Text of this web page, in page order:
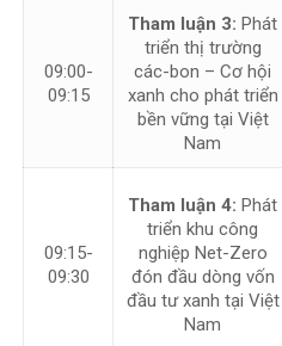
09:00-
09:15
Tham luận 3:Phát
triển thị trường
các-bon – Cơ hội
xanh cho phát triển
bền vững tại Việt
Nam
09:15-
09:30
Tham luận 4:Phát
triển khu công
nghiệp Net-Zero
đón đầu dòng vốn
đầu tư xanh tại Việt
Nam